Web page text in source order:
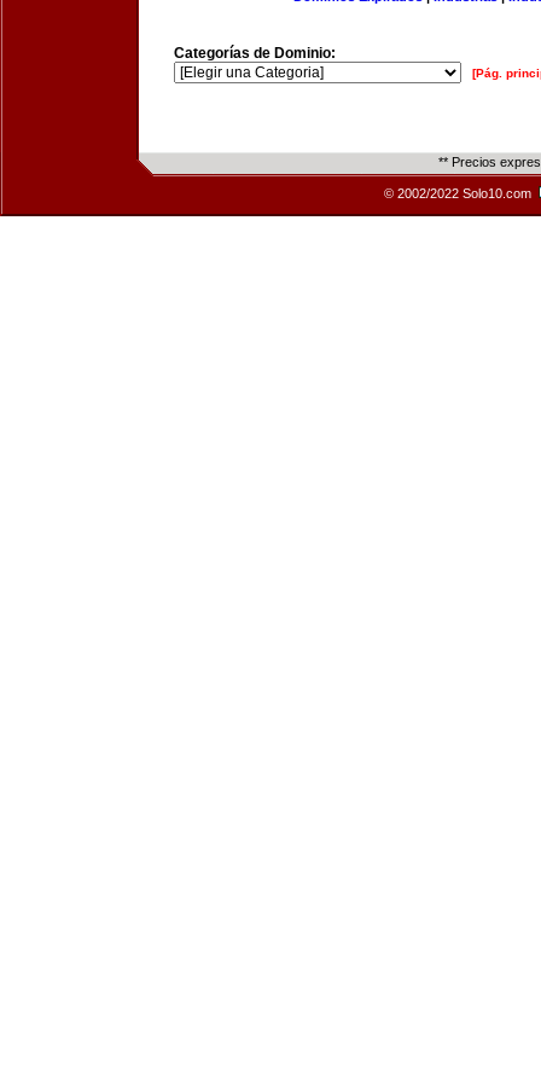
Categorías de Dominio:
[Pág.
** Precios
© 2002/2022 Solo10.com